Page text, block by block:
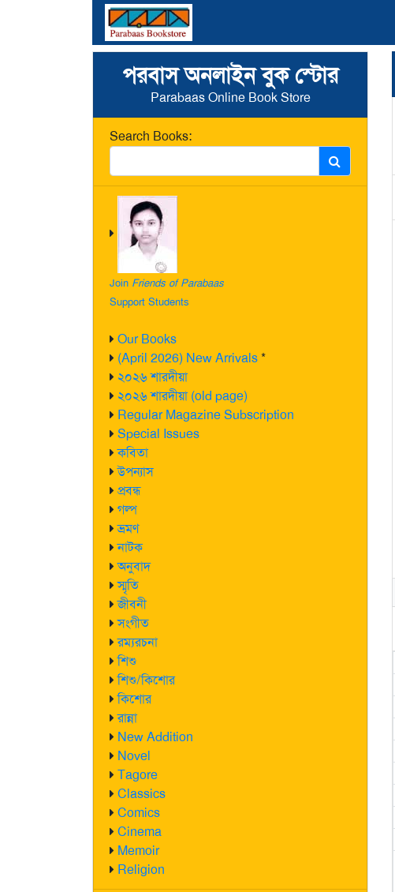
পরবাস অনলাইন বুক স্টোর
Parabaas Online Book Store
Search Books:
Join Friends of Parabaas
Support Students
Our Books
(April 2026) New Arrivals*
২০২৬ শারদীয়া
২০২৬ শারদীয়া (old page)
Regular Magazine Subscription
Special Issues
কবিতা
উপন্যাস
প্রবন্ধ
গল্প
ভ্রমণ
নাটক
অনুবাদ
স্মৃতি
জীবনী
সংগীত
রম্যরচনা
শিশু
শিশু/কিশোর
কিশোর
রান্না
New Addition
Novel
Tagore
Classics
Comics
Cinema
Memoir
Religion